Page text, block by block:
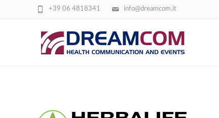
info@dreamcom.it
+39 06 4818341
HERBALIFE-NUTRITION-LOGO